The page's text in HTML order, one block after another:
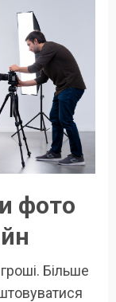
фото
Більше